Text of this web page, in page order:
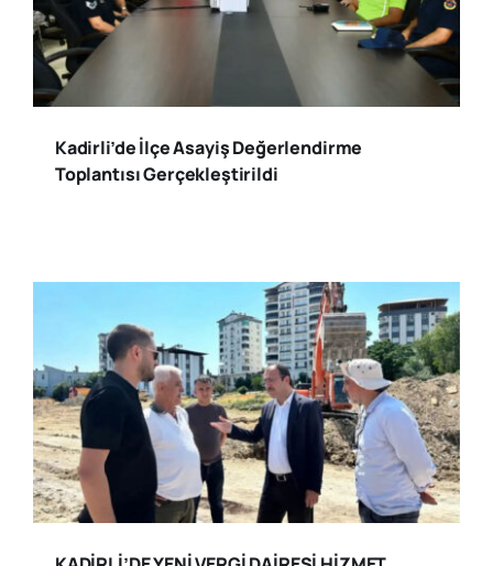
Kadirli’de İlçe Asayiş Değerlendirme
Toplantısı Gerçekleştirildi